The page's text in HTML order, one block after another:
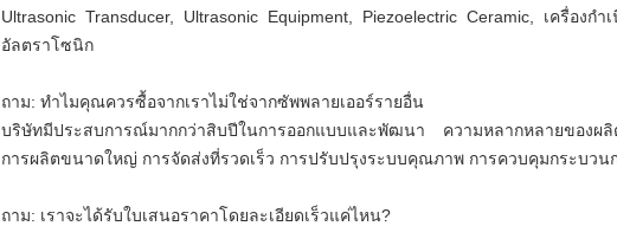
Ultrasonic Transducer, Ultrasonic Equipment, Piezoelectric Ceramic, เครื่อง
อัลตราโซนิก
ถาม: ทำไมคุณควรซื้อจากเราไม่ใช่จากซัพพลายเออร์รายอื่น
บริษัทมีประสบการณ์มากกว่าสิบปีในการออกแบบและพัฒนา ความหลากหลายของ
การผลิตขนาดใหญ่ การจัดส่งที่รวดเร็ว การปรับปรุงระบบคุณภาพ การควบคุมกระบวน
ถาม: เราจะได้รับใบเสนอราคาโดยละเอียดเร็วแค่ไหน?